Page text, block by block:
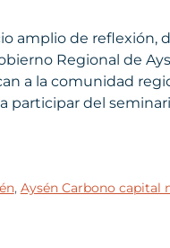
amplio de reflexión,
Regional de
a la comunidad
participar del
, Aysén Carbono capital